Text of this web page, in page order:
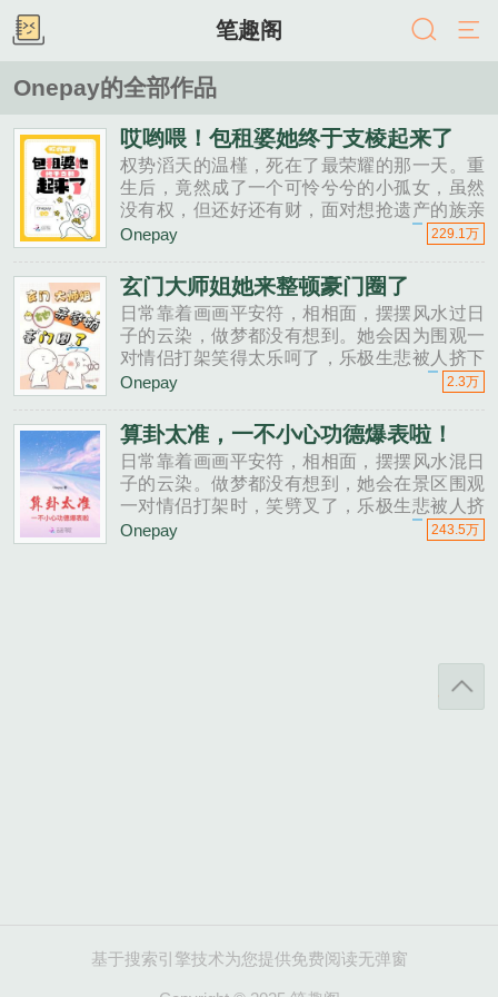
笔趣阁
Onepay的全部作品
哎哟喂！包租婆她终于支棱起来了
权势滔天的温槿，死在了最荣耀的那一天。重
生后，竟然成了一个可怜兮兮的小孤女，虽然
没有权，但还好还有财，面对想抢遗产的族亲
们，温槿是半点不手软，还没有人能从她这个
房......
Onepay 229.1万
玄门大师姐她来整顿豪门圈了
日常靠着画画平安符，相相面，摆摆风水过日
子的云染，做梦都没有想到。她会因为围观一
对情侣打架笑得太乐呵了，乐极生悲被人挤下
了悬崖。再睁眼就穿书了，还是一个名声在外
怪......
Onepay 2.3万
算卦太准，一不小心功德爆表啦！
日常靠着画画平安符，相相面，摆摆风水混日
子的云染。做梦都没有想到，她会在景区围观
一对情侣打架时，笑劈叉了，乐极生悲被人挤
下了悬崖。再睁眼就穿书了，面对一堆烂摊
Onepay 243.5万
基于搜索引擎技术为您提供免费阅读无弹窗